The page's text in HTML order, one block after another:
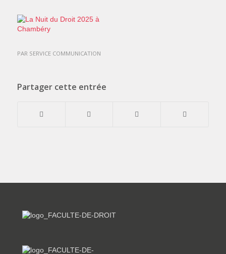
PAR SERVICE COMMUNICATION
Partager cette entrée